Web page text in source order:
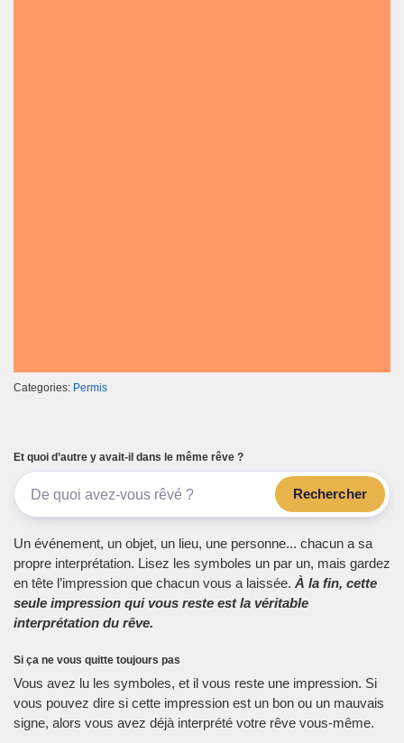
Categories: Permis
Et quoi d’autre y avait-il dans le même rêve ?
Rechercher
Un événement, un objet, un lieu, une personne... chacun a sa
propre interprétation. Lisez les symboles un par un, mais gardez
en tête l’impression que chacun vous a laissée. À la fin, cette
seule impression qui vous reste est la véritable
interprétation du rêve.
Si ça ne vous quitte toujours pas
Vous avez lu les symboles, et il vous reste une impression. Si
vous pouvez dire si cette impression est un bon ou un mauvais
signe, alors vous avez déjà interprété votre rêve vous-même.